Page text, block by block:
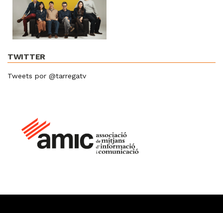
TWITTER
Tweets por @tarregatv